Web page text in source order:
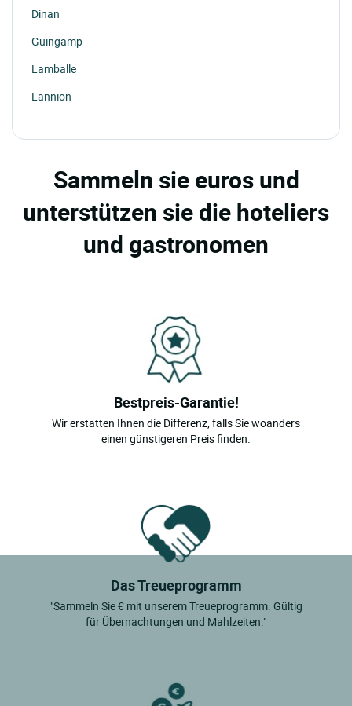
Dinan
Guingamp
Lamballe
Lannion
Ploumanach
St Quay Portrieux
Sammeln sie euros und
unterstützen sie die hoteliers
und gastronomen
Bestpreis-Garantie!
Wir erstatten Ihnen die Differenz, falls Sie woanders
einen günstigeren Preis finden.
Das Treueprogramm
"Sammeln Sie € mit unserem Treueprogramm. Gültig
für Übernachtungen und Mahlzeiten."